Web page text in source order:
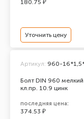
180.75 ₽
Уточнить цену
Болт DIN 960
кл.пр. 10.9 цинк
Артикул: 960-
последняя цена:
374.53 ₽